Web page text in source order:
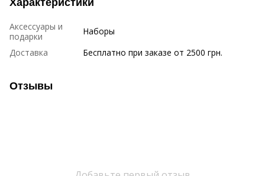
Аксессуары и
подарки
Наборы
Доставка
Бесплатно при заказе от 2500 грн.
Отзывы